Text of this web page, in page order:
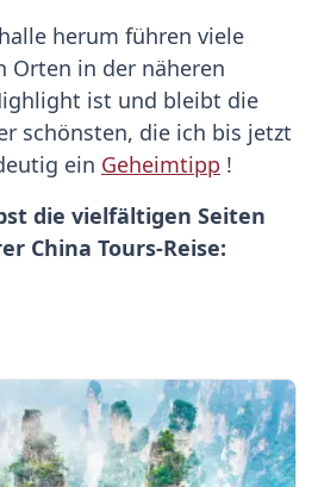
herum führen viele
Orten in der näheren
ist und bleibt die
schönsten, die ich bis jetzt
ein Geheimtipp !
die vielfältigen Seiten
China Tours-Reise: